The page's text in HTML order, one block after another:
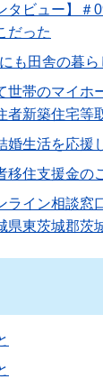
タビュー】
だった
も田舎の暮ら
世帯のマイホ
者新築住宅等
婚生活を応援
移住支援金の
ライン相談
県東茨城郡茨